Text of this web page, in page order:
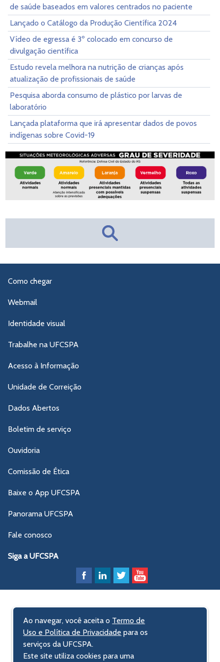
de saúde baseados em valores centrados no paciente
Lançado o Catálogo da Produção Científica 2024
Vídeo de egressa é 3º colocado em concurso de
divulgação científica
Estudo revela melhora na nutrição de crianças após
atualização de profissionais de saúde
Pesquisa aborda consumo de plástico por larvas de
laboratório
Lançada plataforma que irá apresentar dados de povos
indígenas sobre Covid-19
Como chegar
Webmail
Identidade visual
Trabalhe na UFCSPA
Acesso à Informação
Unidade de Correição
Dados Abertos
Boletim de serviço
Ouvidoria
Comissão de Ética
Baixe o App UFCSPA
Panorama UFCSPA
Fale conosco
Siga a UFCSPA
Ao navegar, você aceita o Termo de
Uso e Política de Privacidade para os
serviços da UFCSPA.
Este site utiliza cookies para uma